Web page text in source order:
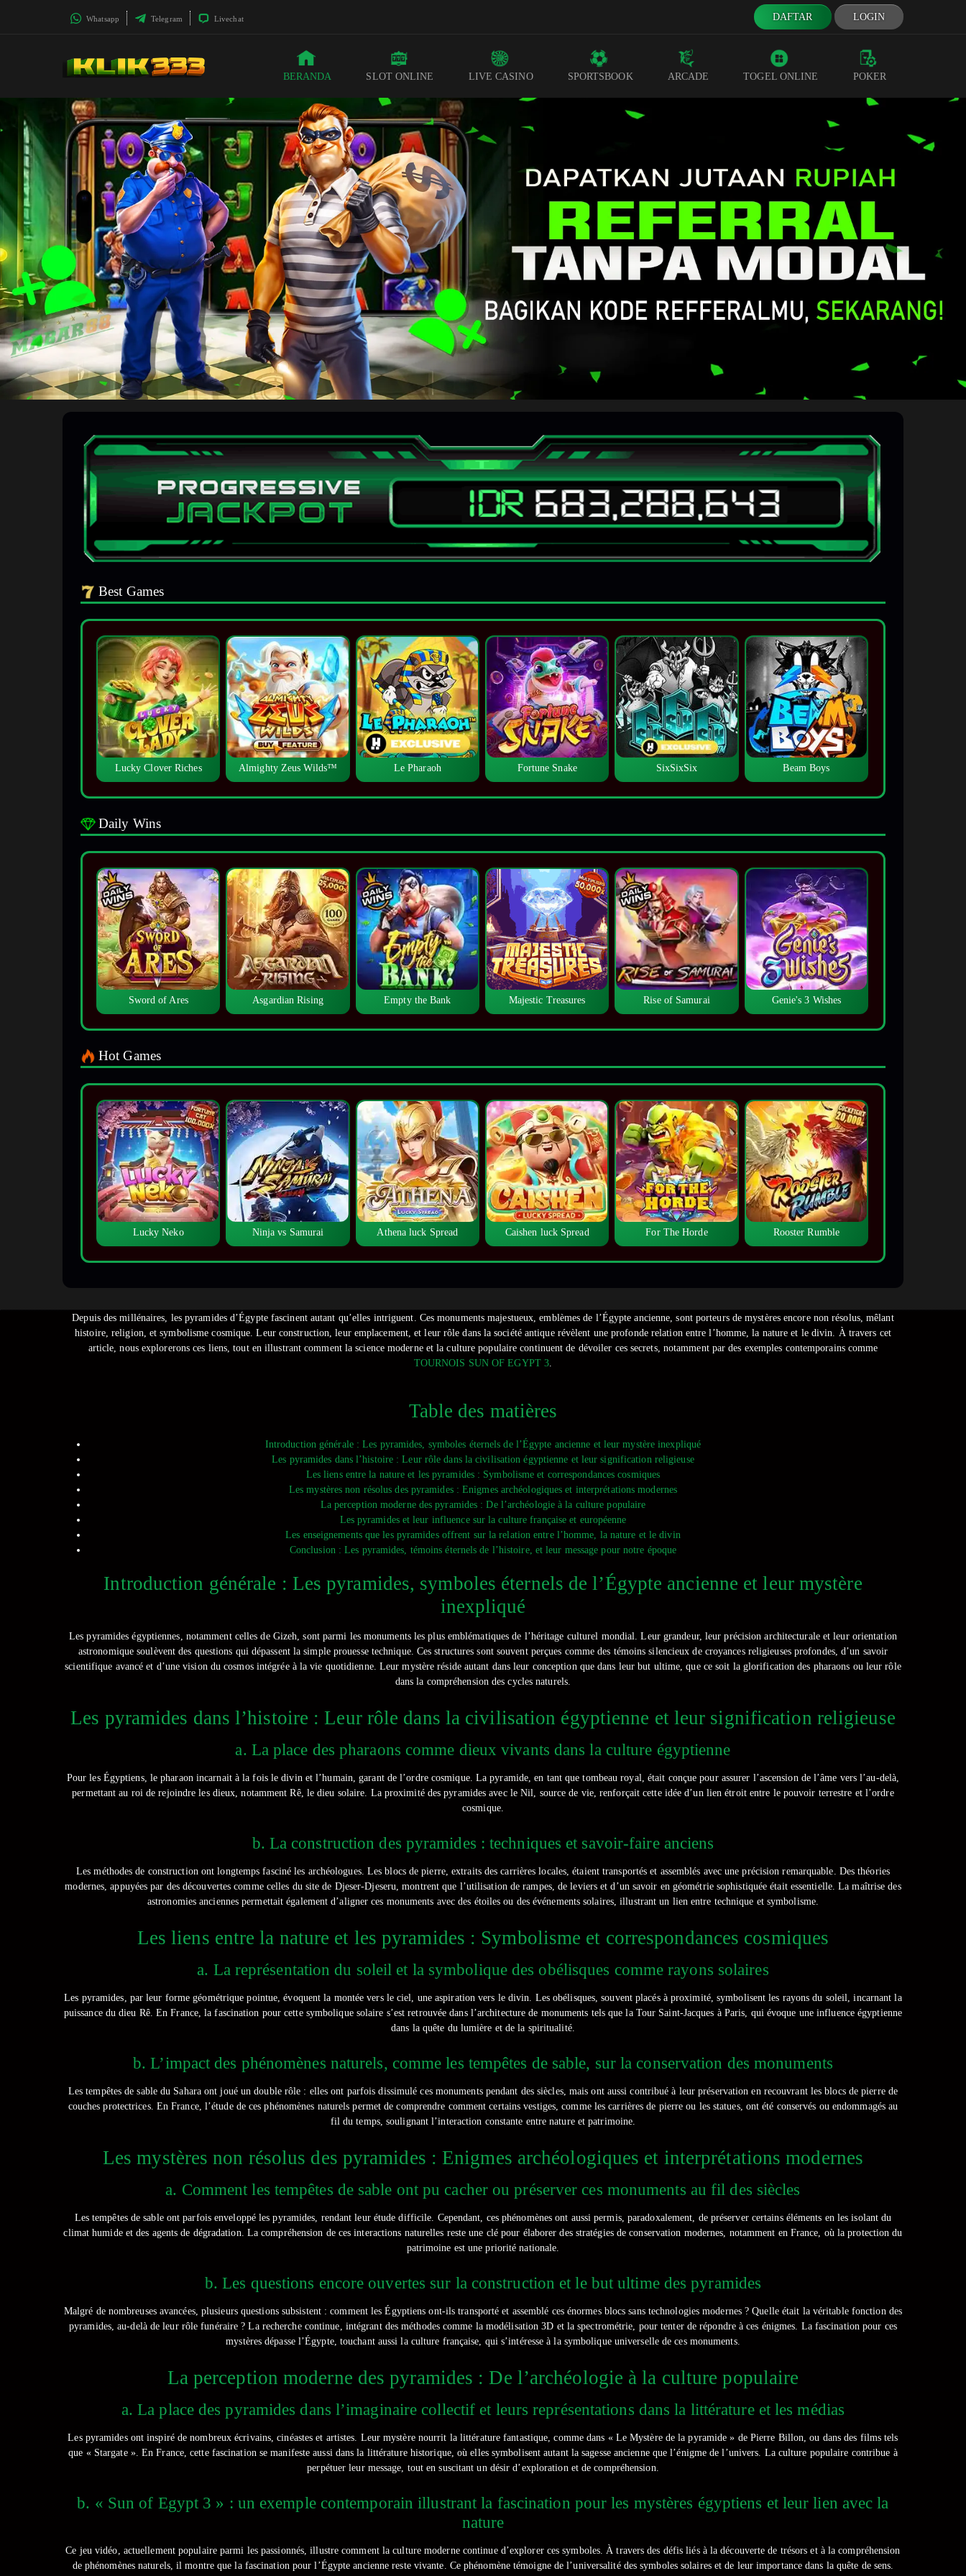
Whatsapp Telegram Livechat DAFTAR LOGIN
BERANDA SLOT ONLINE LIVE CASINO SPORTSBOOK ARCADE TOGEL ONLINE POKER
Best Games
Lucky Clover Riches Almighty Zeus Wilds™ Le Pharaoh Fortune Snake SixSixSix Beam Boys
Daily Wins
Sword of Ares Asgardian Rising Empty the Bank Majestic Treasures Rise of Samurai Genie's 3 Wishes
Hot Games
Lucky Neko Ninja vs Samurai Athena luck Spread Caishen luck Spread For The Horde Rooster Rumble
Depuis des millénaires, les pyramides d’Égypte fascinent autant qu’elles intriguent. Ces monuments majestueux, emblèmes de l’Égypte ancienne, sont porteurs de mystères encore non résolus, mêlant
histoire, religion, et symbolisme cosmique. Leur construction, leur emplacement, et leur rôle dans la société antique révèlent une profonde relation entre l’homme, la nature et le divin. À travers cet
article, nous explorerons ces liens, tout en illustrant comment la science moderne et la culture populaire continuent de dévoiler ces secrets, notamment par des exemples contemporains comme
TOURNOIS SUN OF EGYPT 3.
Table des matières
Introduction générale : Les pyramides, symboles éternels de l’Égypte ancienne et leur mystère inexpliqué
Les pyramides dans l’histoire : Leur rôle dans la civilisation égyptienne et leur signification religieuse
Les liens entre la nature et les pyramides : Symbolisme et correspondances cosmiques
Les mystères non résolus des pyramides : Enigmes archéologiques et interprétations modernes
La perception moderne des pyramides : De l’archéologie à la culture populaire
Les pyramides et leur influence sur la culture française et européenne
Les enseignements que les pyramides offrent sur la relation entre l’homme, la nature et le divin
Conclusion : Les pyramides, témoins éternels de l’histoire, et leur message pour notre époque
Introduction générale : Les pyramides, symboles éternels de l’Égypte ancienne et leur mystère
inexpliqué
Les pyramides égyptiennes, notamment celles de Gizeh, sont parmi les monuments les plus emblématiques de l’héritage culturel mondial. Leur grandeur, leur précision architecturale et leur orientation
astronomique soulèvent des questions qui dépassent la simple prouesse technique. Ces structures sont souvent perçues comme des témoins silencieux de croyances religieuses profondes, d’un savoir
scientifique avancé et d’une vision du cosmos intégrée à la vie quotidienne. Leur mystère réside autant dans leur conception que dans leur but ultime, que ce soit la glorification des pharaons ou leur rôle
dans la compréhension des cycles naturels.
Les pyramides dans l’histoire : Leur rôle dans la civilisation égyptienne et leur signification religieuse
a. La place des pharaons comme dieux vivants dans la culture égyptienne
Pour les Égyptiens, le pharaon incarnait à la fois le divin et l’humain, garant de l’ordre cosmique. La pyramide, en tant que tombeau royal, était conçue pour assurer l’ascension de l’âme vers l’au-delà,
permettant au roi de rejoindre les dieux, notamment Rê, le dieu solaire. La proximité des pyramides avec le Nil, source de vie, renforçait cette idée d’un lien étroit entre le pouvoir terrestre et l’ordre
cosmique.
b. La construction des pyramides : techniques et savoir-faire anciens
Les méthodes de construction ont longtemps fasciné les archéologues. Les blocs de pierre, extraits des carrières locales, étaient transportés et assemblés avec une précision remarquable. Des théories
modernes, appuyées par des découvertes comme celles du site de Djeser-Djeseru, montrent que l’utilisation de rampes, de leviers et d’un savoir en géométrie sophistiquée était essentielle. La maîtrise des
astronomies anciennes permettait également d’aligner ces monuments avec des étoiles ou des événements solaires, illustrant un lien entre technique et symbolisme.
Les liens entre la nature et les pyramides : Symbolisme et correspondances cosmiques
a. La représentation du soleil et la symbolique des obélisques comme rayons solaires
Les pyramides, par leur forme géométrique pointue, évoquent la montée vers le ciel, une aspiration vers le divin. Les obélisques, souvent placés à proximité, symbolisent les rayons du soleil, incarnant la
puissance du dieu Rê. En France, la fascination pour cette symbolique solaire s’est retrouvée dans l’architecture de monuments tels que la Tour Saint-Jacques à Paris, qui évoque une influence égyptienne
dans la quête du lumière et de la spiritualité.
b. L’impact des phénomènes naturels, comme les tempêtes de sable, sur la conservation des monuments
Les tempêtes de sable du Sahara ont joué un double rôle : elles ont parfois dissimulé ces monuments pendant des siècles, mais ont aussi contribué à leur préservation en recouvrant les blocs de pierre de
couches protectrices. En France, l’étude de ces phénomènes naturels permet de comprendre comment certains vestiges, comme les carrières de pierre ou les statues, ont été conservés ou endommagés au
fil du temps, soulignant l’interaction constante entre nature et patrimoine.
Les mystères non résolus des pyramides : Enigmes archéologiques et interprétations modernes
a. Comment les tempêtes de sable ont pu cacher ou préserver ces monuments au fil des siècles
Les tempêtes de sable ont parfois enveloppé les pyramides, rendant leur étude difficile. Cependant, ces phénomènes ont aussi permis, paradoxalement, de préserver certains éléments en les isolant du
climat humide et des agents de dégradation. La compréhension de ces interactions naturelles reste une clé pour élaborer des stratégies de conservation modernes, notamment en France, où la protection du
patrimoine est une priorité nationale.
b. Les questions encore ouvertes sur la construction et le but ultime des pyramides
Malgré de nombreuses avancées, plusieurs questions subsistent : comment les Égyptiens ont-ils transporté et assemblé ces énormes blocs sans technologies modernes ? Quelle était la véritable fonction des
pyramides, au-delà de leur rôle funéraire ? La recherche continue, intégrant des méthodes comme la modélisation 3D et la spectrométrie, pour tenter de répondre à ces énigmes. La fascination pour ces
mystères dépasse l’Égypte, touchant aussi la culture française, qui s’intéresse à la symbolique universelle de ces monuments.
La perception moderne des pyramides : De l’archéologie à la culture populaire
a. La place des pyramides dans l’imaginaire collectif et leurs représentations dans la littérature et les médias
Les pyramides ont inspiré de nombreux écrivains, cinéastes et artistes. Leur mystère nourrit la littérature fantastique, comme dans « Le Mystère de la pyramide » de Pierre Billon, ou dans des films tels
que « Stargate ». En France, cette fascination se manifeste aussi dans la littérature historique, où elles symbolisent autant la sagesse ancienne que l’énigme de l’univers. La culture populaire contribue à
perpétuer leur message, tout en suscitant un désir d’exploration et de compréhension.
b. « Sun of Egypt 3 » : un exemple contemporain illustrant la fascination pour les mystères égyptiens et leur lien avec la
nature
Ce jeu vidéo, actuellement populaire parmi les passionnés, illustre comment la culture moderne continue d’explorer ces symboles. À travers des défis liés à la découverte de trésors et à la compréhension
de phénomènes naturels, il montre que la fascination pour l’Égypte ancienne reste vivante. Ce phénomène témoigne de l’universalité des symboles solaires et de leur importance dans la quête de sens.